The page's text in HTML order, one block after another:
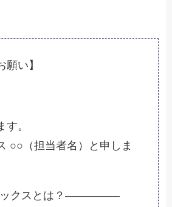
願い】
。
○○（担当者名）と申しま
クスとは？—————